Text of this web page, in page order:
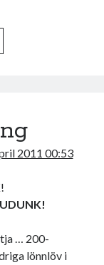
2011 00:53
… 200-
lönnlöv i